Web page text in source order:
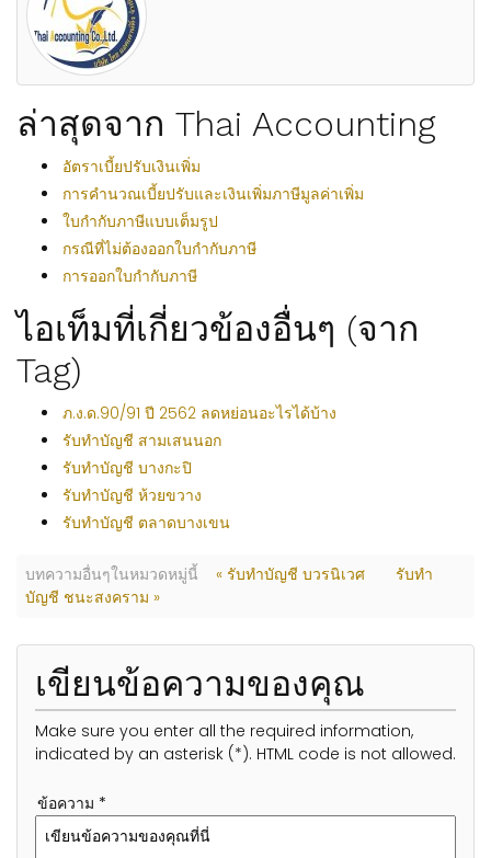
ล่าสุดจาก Thai Accounting
อัตราเบี้ยปรับเงินเพิ่ม
การคำนวณเบี้ยปรับและเงินเพิ่มภาษีมูลค่าเพิ่ม
ใบกำกับภาษีแบบเต็มรูป
กรณีที่ไม่ต้องออกใบกำกับภาษี
การออกใบกำกับภาษี
ไอเท็มที่เกี่ยวข้องอื่นๆ (จาก
Tag)
ภ.ง.ด.90/91 ปี 2562 ลดหย่อนอะไรได้บ้าง
รับทำบัญชี สามเสนนอก
รับทำบัญชี บางกะปิ
รับทำบัญชี ห้วยขวาง
รับทำบัญชี ตลาดบางเขน
บทความอื่นๆในหมวดหมู่นี้ « รับทำบัญชี บวรนิเวศ
รับทำ
บัญชี ชนะสงคราม »
เขียนข้อความของคุณ
Make sure you enter all the required information,
indicated by an asterisk (*). HTML code is not allowed.
ข้อความ *